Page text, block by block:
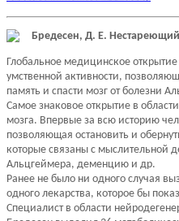
Бредесен, Д. Е.
Глобальное медицинское
умственной активности,
память и спасти мозг от болезни
Самое знаковое открытие в
мозга. Впервые за всю историю
позволяющая остановить и
которые связаны с мыслительной
Альцгеймера, деменцию и др.
Ранее не было ни одного случая
одного лекарства, которое бы
Специалист в области